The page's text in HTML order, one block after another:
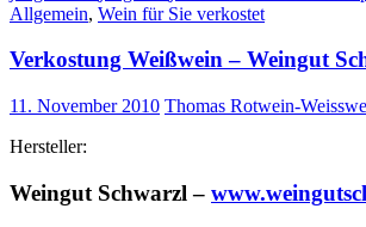
Allgemein, Wein für Sie verkostet
Verkostung Weißwein – Weingut
11. November 2010 Thomas Rotwein-
Hersteller:
Weingut Schwarzl –